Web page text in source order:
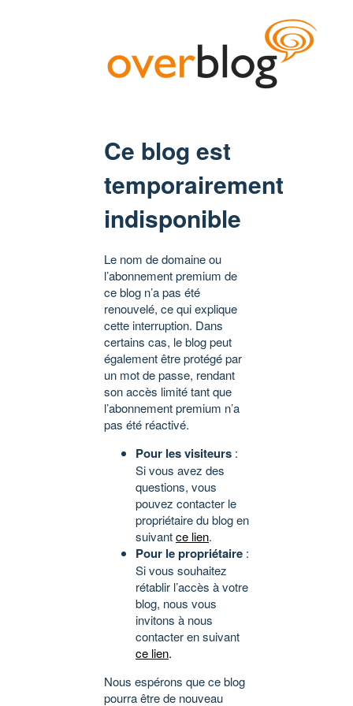
Ce blog est
temporairement
indisponible
Le nom de domaine ou
l’abonnement premium de
ce blog n’a pas été
renouvelé, ce qui explique
cette interruption. Dans
certains cas, le blog peut
également être protégé par
un mot de passe, rendant
son accès limité tant que
l’abonnement premium n’a
pas été réactivé.
Pour les visiteurs :
Si vous avez des
questions, vous
pouvez contacter le
propriétaire du blog en
suivantce lien.
Pour le propriétaire :
Si vous souhaitez
rétablir l’accès à votre
blog, nous vous
invitons à nous
contacter en suivant
ce lien.
Nous espérons que ce blog
pourra être de nouveau